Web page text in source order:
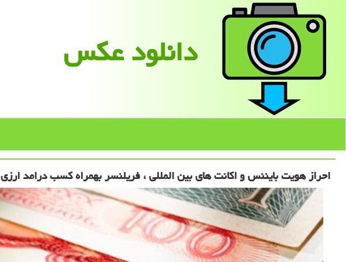
دانلود عكس
احراز هویت بایننس و اكانت های بین المللی ، فریلنسر بهمراه كسب درامد ارزی